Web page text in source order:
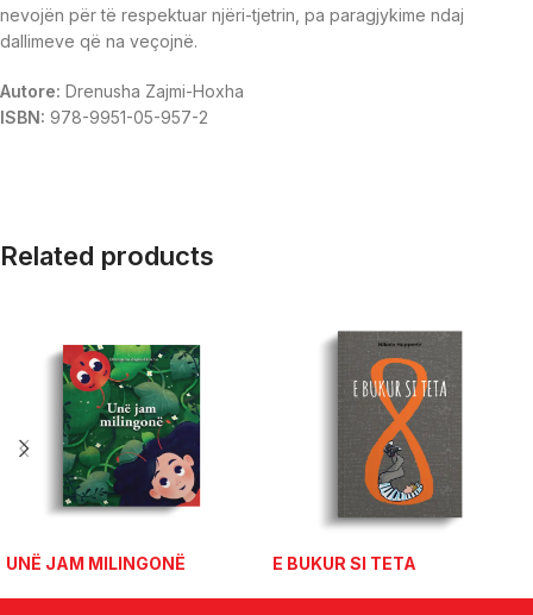
nevojën për të respektuar njëri-tjetrin, pa paragjykime ndaj
dallimeve që na veçojnë.
Autore: Drenusha Zajmi-Hoxha
ISBN: 978-9951-05-957-2
Related products
UNË JAM MILINGONË E BUKUR SI TETA